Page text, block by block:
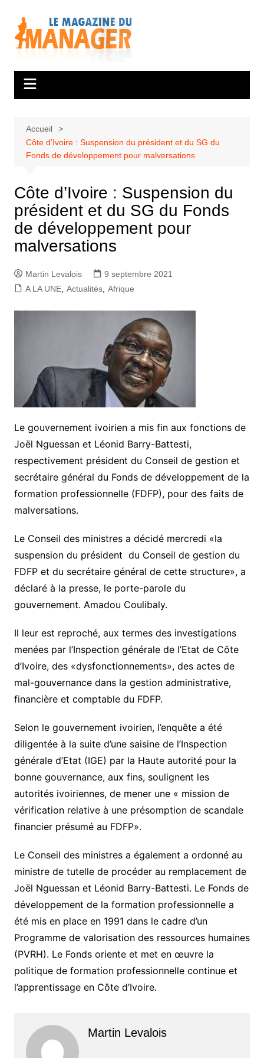
contenu
Accueil
Côte d’Ivoire : Suspension du président et du SG du
Fonds de développement pour malversations
Côte d’Ivoire : Suspension du
président et du SG du Fonds
de développement pour
malversations
Martin Levalois
9 septembre 2021
A LA UNE, Actualités, Afrique
Le gouvernement ivoirien a mis fin aux fonctions de
Joël Nguessan et Léonid Barry-Battesti,
respectivement président du Conseil de gestion et
secrétaire général du Fonds de développement de la
formation professionnelle (FDFP), pour des faits de
malversations.
Le Conseil des ministres a décidé mercredi «la
suspension du président du Conseil de gestion du
FDFP et du secrétaire général de cette structure», a
déclaré à la presse, le porte-parole du
gouvernement. Amadou Coulibaly.
Il leur est reproché, aux termes des investigations
menées par l’Inspection générale de l’Etat de Côte
d’Ivoire, des «dysfonctionnements», des actes de
mal-gouvernance dans la gestion administrative,
financière et comptable du FDFP.
Selon le gouvernement ivoirien, l’enquête a été
diligentée à la suite d’une saisine de l’Inspection
générale d’Etat (IGE) par la Haute autorité pour la
bonne gouvernance, aux fins, soulignent les
autorités ivoiriennes, de mener une « mission de
vérification relative à une présomption de scandale
financier présumé au FDFP».
Le Conseil des ministres a également a ordonné au
ministre de tutelle de procéder au remplacement de
Joël Nguessan et Léonid Barry-Battesti. Le Fonds de
développement de la formation professionnelle a
été mis en place en 1991 dans le cadre d’un
Programme de valorisation des ressources humaines
(PVRH). Le Fonds oriente et met en œuvre la
politique de formation professionnelle continue et
l’apprentissage en Côte d’Ivoire.
Martin Levalois